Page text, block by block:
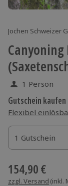
Jochen Schweizer
1 Person
Gutschein kaufen
Flexibel
1 Gutschein
1 Gutschein
1 Gutschein
154,90 €
zzgl. Versand (inkl.